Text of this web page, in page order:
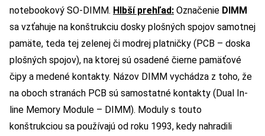
notebookový SO-DIMM. Hlbší prehľad: Označenie DIMM
sa vzťahuje na konštrukciu dosky plošných spojov samotnej
pamäte, teda tej zelenej či modrej platničky (PCB – doska
plošných spojov), na ktorej sú osadené čierne pamäťové
čipy a medené kontakty. Názov DIMM vychádza z toho, že
na oboch stranách PCB sú samostatné kontakty (Dual In-
line Memory Module – DIMM). Moduly s touto
konštrukciou sa používajú od roku 1993, kedy nahradili